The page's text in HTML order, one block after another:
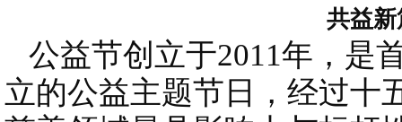
共益新
公益节创立于2011年，是
立的公益主题节日，经过十